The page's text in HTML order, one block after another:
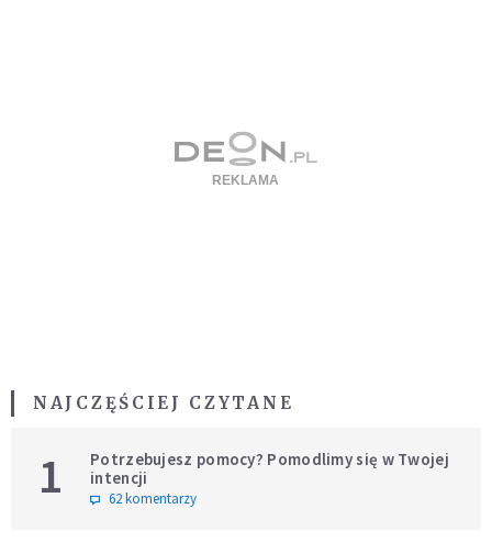
NAJCZĘŚCIEJ CZYTANE
1
Potrzebujesz pomocy? Pomodlimy się w Twojej
intencji
62 komentarzy